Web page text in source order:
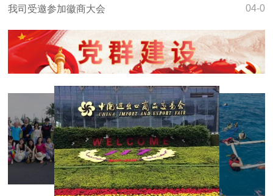
04-01
我司受邀参加徽商大会